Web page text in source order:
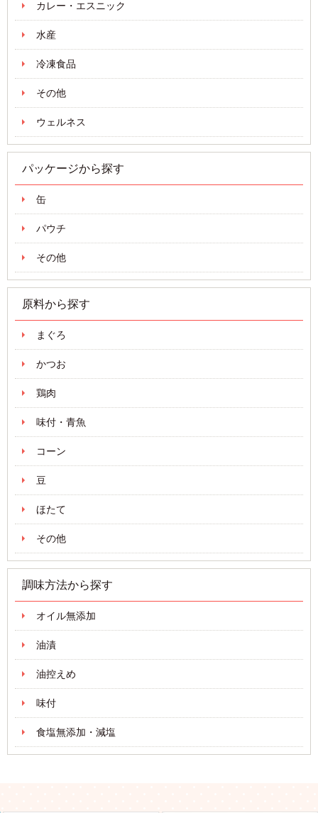
カレー・エスニック
水産
冷凍食品
その他
ウェルネス
パッケージから探す
缶
パウチ
その他
原料から探す
まぐろ
かつお
鶏肉
味付・青魚
コーン
豆
ほたて
その他
調味方法から探す
オイル無添加
油漬
油控えめ
味付
食塩無添加・減塩